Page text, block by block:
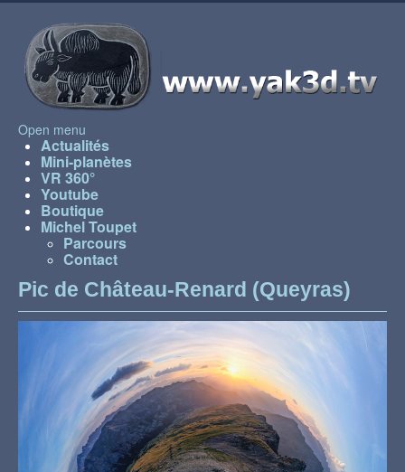
Open menu
Actualités
Mini-planètes
VR 360°
Youtube
Boutique
Michel Toupet
Parcours
Contact
Pic de Château-Renard (Queyras)